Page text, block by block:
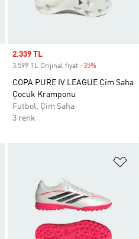
Sale price
2.339 TL
3.599 TL Orijinal fiyat -35%
COPA PURE IV LEAGUE Çim Saha
Çocuk Kramponu
Futbol, Çim Saha
3 renk